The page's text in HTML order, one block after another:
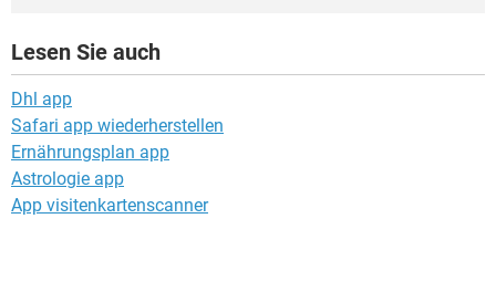
Lesen Sie auch
Dhl app
Safari app wiederherstellen
Ernährungsplan app
Astrologie app
App visitenkartenscanner